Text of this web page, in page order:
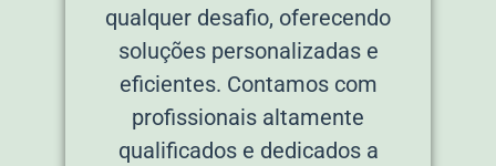
qualquer desafio, oferecendo
soluções personalizadas e
eficientes. Contamos com
profissionais altamente
qualificados e dedicados a